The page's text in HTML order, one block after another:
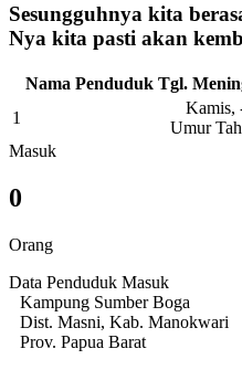
Sesungguhnya kita
Nya kita pasti akan
Nama Penduduk Tgl.
1
Kamis,
Umur
Masuk
0
Orang
Data Penduduk Masuk
Kampung Sumber Boga
Dist. Masni, Kab. Manokwari
Prov. Papua Barat